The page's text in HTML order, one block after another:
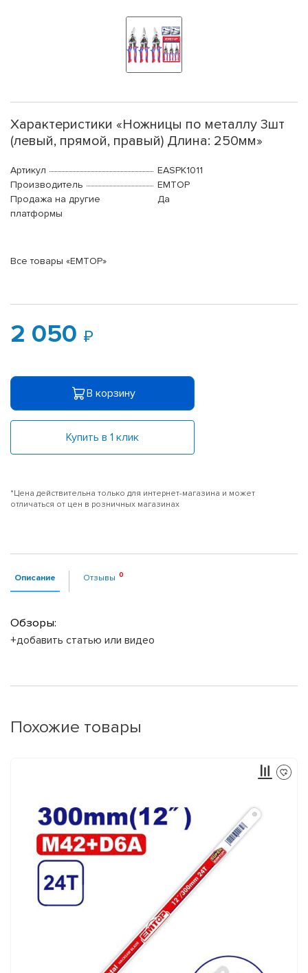
Характеристики «Ножницы по металлу 3шт
(левый, прямой, правый) Длина: 250мм»
Артикул
EASPK1011
Производитель
EMTOP
Продажа на другие
платформы
Да
Все товары «EMTOP»
2 050
В корзину
Купить в 1 клик
*Цена действительна только для интернет-магазина и может
отличаться от цен в розничных магазинах
Описание Отзывы
Обзоры:
+добавить статью или видео
Похожие товары